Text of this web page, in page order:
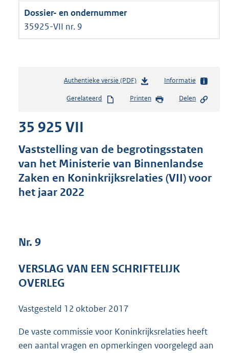
35925-VII nr. 9
Authentieke versie (PDF)b
s
s
g
3
Informatie
Gerelateerd Printen Delen
35 925 VII
Vaststelling van de begrotingsstaten
van het Ministerie van Binnenlandse
Zaken en Koninkrijksrelaties (VII) voor
het jaar 2022
Nr. 9
VERSLAG VAN EEN SCHRIFTELIJK
OVERLEG
Vastgesteld 12 oktober 2017
De vaste commissie voor Koninkrijksrelaties heeft
een aantal vragen en opmerkingen voorgelegd aan